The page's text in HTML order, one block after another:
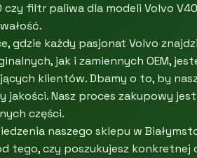
czy filtr paliwa dla modeli Volvo
gdzie każdy pasjonat Volvo
jak i zamiennych OEM,
klientów. Dbamy o to, by
jakości. Nasz proces zakupowy
części.
naszego sklepu w
tego, czy poszukujesz konkretnej